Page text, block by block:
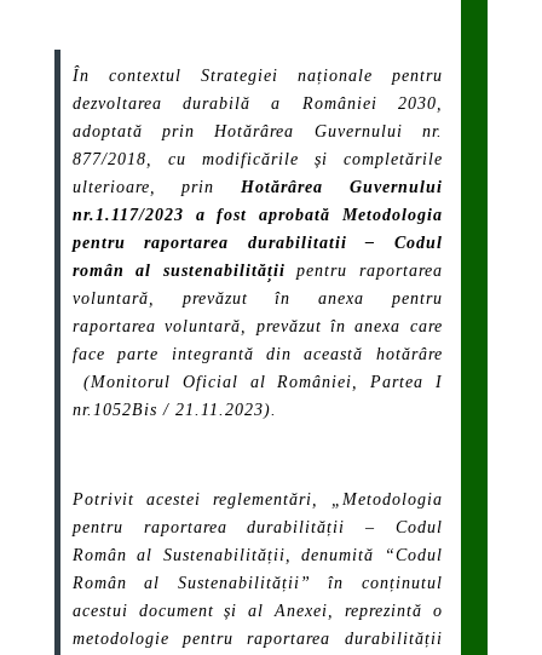
În contextul Strategiei naționale pentru
dezvoltarea durabilă a României 2030,
adoptată prin Hotărârea Guvernului nr.
877/2018, cu modificările și completările
ulterioare, prin Hotărârea
Guvernului
nr.1.117/2023 a fost aprobată Metodologia
pentru raportarea durabilitatii – Codul
român al sustenabilitățiipentru raportarea
voluntară, prevăzut în anexa pentru
raportarea voluntară, prevăzut în anexa care
face parte integrantă din această hotărâre
(Monitorul Oficial al României, Partea I
nr.1052Bis / 21.11.2023).
Potrivit acestei reglementări, „ Metodologia
pentru raportarea durabilității – Codul
Român al Sustenabilității, denumită “Codul
Român al Sustenabilității” în conținutul
acestui document și al Anexei, reprezintă o
metodologie pentru raportarea durabilității